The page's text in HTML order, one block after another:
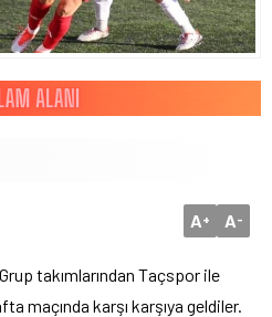
A+ A-
takımlarından Taçspor ile
maçında karşı karşıya geldiler.